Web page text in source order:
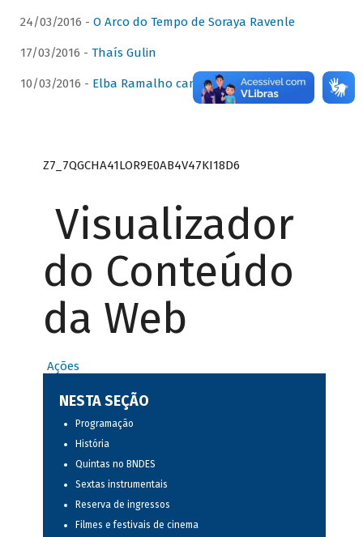
24/03/2016 - O Arco do Tempo de Soraya Ravenle
17/03/2016 - Thaís Gulin
10/03/2016 - Elba Ramalho canta Dominguinhos
Z7_7QGCHA41LOR9E0AB4V47KI18D6
Visualizador
do Conteúdo
da Web
Ações
NESTA SEÇÃO
Programação
História
Quintas no BNDES
Sextas instrumentais
Reserva de ingressos
Filmes e festivais de cinema